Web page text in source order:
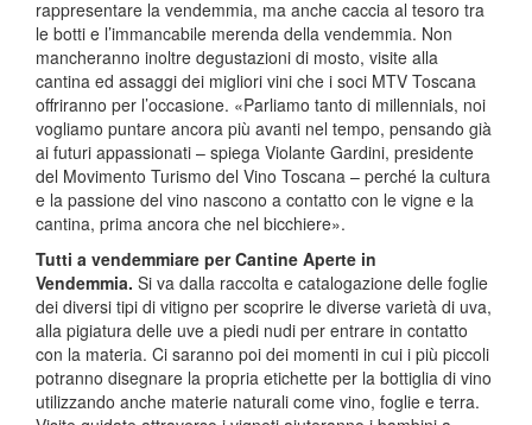
rappresentare la vendemmia, ma anche caccia al tesoro tra
le botti e l’immancabile merenda della vendemmia. Non
mancheranno inoltre degustazioni di mosto, visite alla
cantina ed assaggi dei migliori vini che i soci MTV Toscana
offriranno per l’occasione. «Parliamo tanto di millennials, noi
vogliamo puntare ancora più avanti nel tempo, pensando già
ai futuri appassionati – spiega Violante Gardini, presidente
del Movimento Turismo del Vino Toscana – perché la cultura
e la passione del vino nascono a contatto con le vigne e la
cantina, prima ancora che nel bicchiere».
Tutti a vendemmiare per Cantine Aperte in
Vendemmia. Si va dalla raccolta e catalogazione delle foglie
dei diversi tipi di vitigno per scoprire le diverse varietà di uva,
alla pigiatura delle uve a piedi nudi per entrare in contatto
con la materia. Ci saranno poi dei momenti in cui i più piccoli
potranno disegnare la propria etichette per la bottiglia di vino
utilizzando anche materie naturali come vino, foglie e terra.